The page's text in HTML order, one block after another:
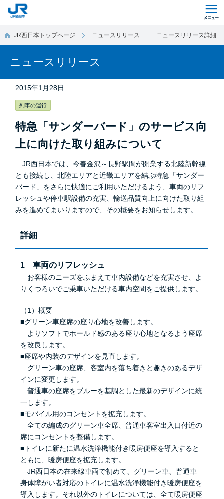
JR西日本トップページ ニュースリリース ニュースリリース詳細
ニュースリリース
2015年1月28日
列車の運行
特急「サンダーバード」のサービス向
上に向けた取り組みについて
JR西日本では、今春金沢～長野駅間が開業する北陸新幹線
とも接続し、北陸エリアと近畿エリアを結ぶ特急「サンダー
バード」をさらに快適にご利用いただけるよう、車両のリフ
レッシュや停車駅設備の充実、輸送品質向上に向けた取り組
みを進めてまいりますので、その概要をお知らせします。
詳細
1 車両のリフレッシュ
お客様のニーズをふまえて車内設備などを充実させ、よ
りくつろいでご乗車いただける車内空間をご提供します。
（1）概要
■グリーン車座席の座り心地を改善します。
よりソフトでホールド感のある座り心地となるよう座席
を改良します。
■座席や内装のデザインを見直します。
グリーン車の座席、客室内を落ち着きと趣きのあるデザ
インに変更します。
普通車の座席をブルーを基調とした最新のデザインに統
一します。
■モバイル用のコンセントを拡充します。
全ての編成のグリーン車全席、普通車客室出入口付近の
席にコンセントを整備します。
■トイレに新たに温水洗浄機能付き暖房便座を導入すると
ともに、暖房便座を拡充します。
JR西日本の在来線車両で初めて、グリーン車、普通車
身体障がい者対応のトイレに温水洗浄機能付き暖房便座を
導入します。それ以外のトイレについては、全て暖房便座